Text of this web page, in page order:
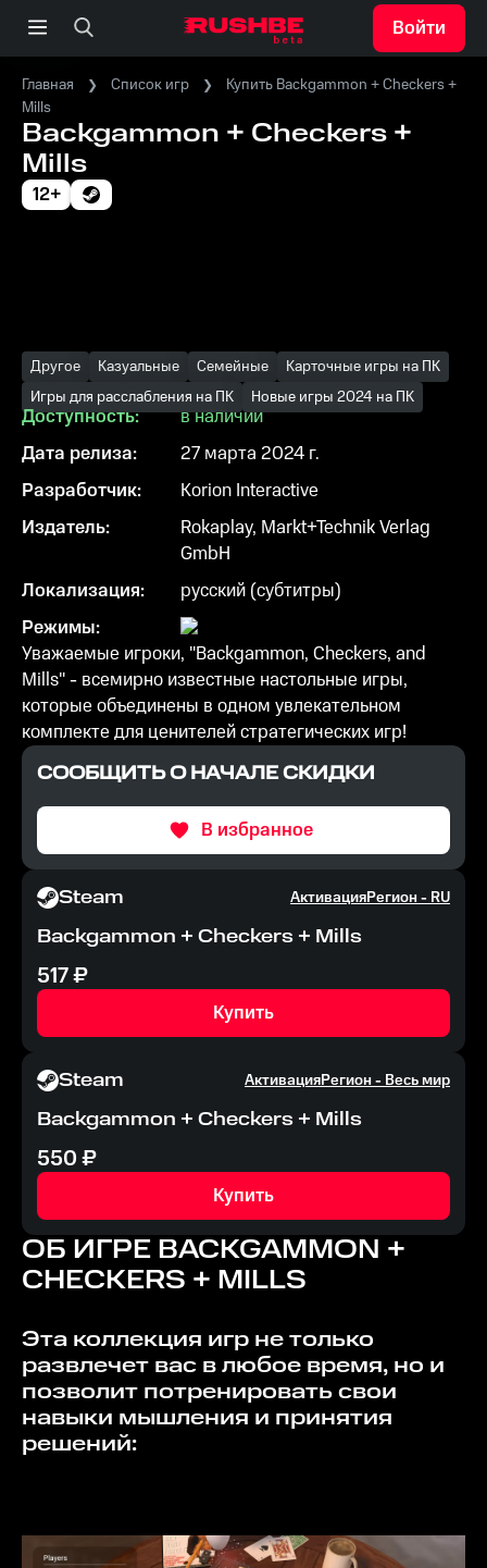
Войти
Главная Список игр
Купить Backgammon + Checkers +
Mills
Backgammon + Checkers +
Mills
12+
Другое Казуальные Семейные
Карточные игры на ПК
Игры для расслабления на ПК
Новые игры 2024 на ПК
Доступность:
в наличии
Дата релиза:
27 марта 2024 г.
Разработчик:
Korion Interactive
Издатель:
Rokaplay, Markt+Technik Verlag
GmbH
Локализация:
русский (субтитры)
Режимы:
Уважаемые игроки, "Backgammon, Checkers, and
Mills" - всемирно известные настольные игры,
которые объединены в одном увлекательном
комплекте для ценителей стратегических игр!
СООБЩИТЬ О НАЧАЛЕ СКИДКИ
В избранное
Steam АктивацияРегион -RU
Backgammon + Checkers + Mills
517₽
Купить
Steam АктивацияРегион -Весь мир
Backgammon + Checkers + Mills
550₽
Купить
ОБ ИГРЕ BACKGAMMON +
CHECKERS + MILLS
Эта коллекция игр не только
развлечет вас в любое время, но и
позволит потренировать свои
навыки мышления и принятия
решений: